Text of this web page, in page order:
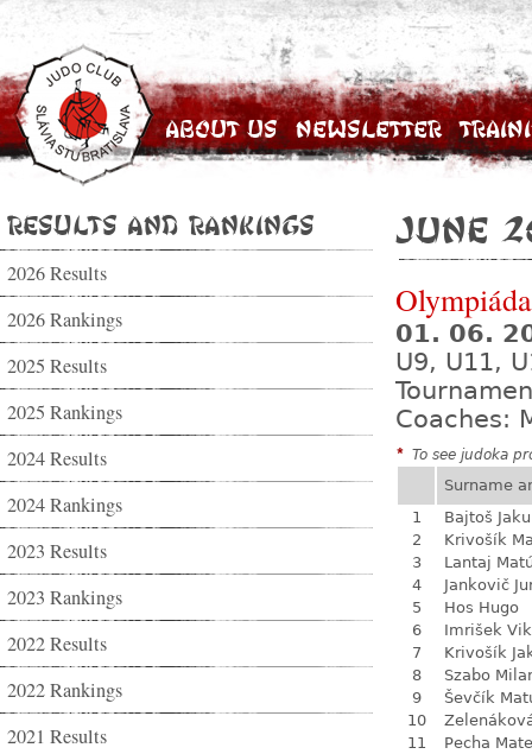
About Us Newsletter
Results and Rankings
2026 Results
2026 Rankings
2025 Results
2025 Rankings
2024 Results
2024 Rankings
2023 Results
2023 Rankings
2022 Results
2022 Rankings
2021 Results
June
01. 06.
U9, U11,
Coaches:
* To see judoka
Surname
1
Bajtoš
2
Krivošík
3
Lantaj
4
Jankovič
5
Hos Hugo
6
Imrišek
7
Krivošík
8
Szabo
9
Ševčík
10
11
Pecha